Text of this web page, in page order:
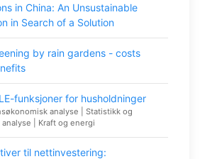
in China: An Unsustainable
in Search of a Solution
by rain gardens - costs
funksjoner for husholdninger
analyse | Statistikk og
| Kraft og energi
til nettinvestering: